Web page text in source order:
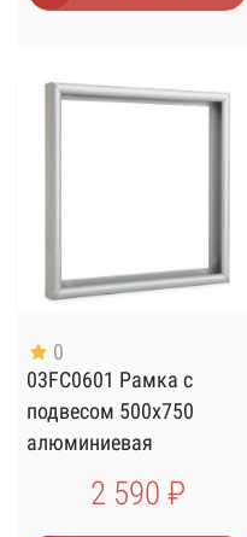
0
03FC0601 Рамка с
подвесом 500х750
алюминиевая
2 590 ₽